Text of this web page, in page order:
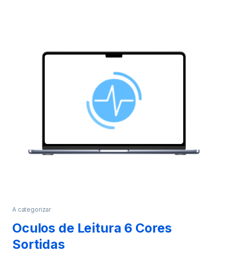
A categorizar
Oculos de Leitura 6 Cores
Sortidas